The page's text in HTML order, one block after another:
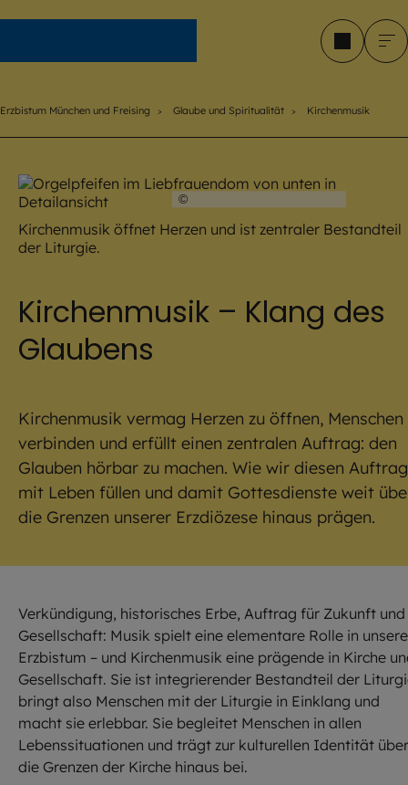
Erzbistum München und Freising Glaube und Spiritualität Kirchenmusik
©
Kirchenmusik öffnet Herzen und ist zentraler Bestandteil
der Liturgie.
Kirchenmusik – Klang des
Glaubens
Kirchenmusik vermag Herzen zu öffnen, Menschen
verbinden und erfüllt einen zentralen Auftrag: den
Glauben hörbar zu machen. Wie wir diesen Auftrag
mit Leben füllen und damit Gottesdienste weit
die Grenzen unserer Erzdiözese hinaus prägen.
Verkündigung, historisches Erbe, Auftrag für Zukunft und
Gesellschaft: Musik spielt eine elementare Rolle in
Erzbistum – und Kirchenmusik eine prägende in Kirche
Gesellschaft. Sie ist integrierender Bestandteil der
bringt also Menschen mit der Liturgie in Einklang und
macht sie erlebbar. Sie begleitet Menschen in allen
Lebenssituationen und trägt zur kulturellen Identität über
die Grenzen der Kirche hinaus bei.